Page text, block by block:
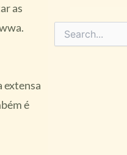
as
extensa
é
Pesquisar
por: